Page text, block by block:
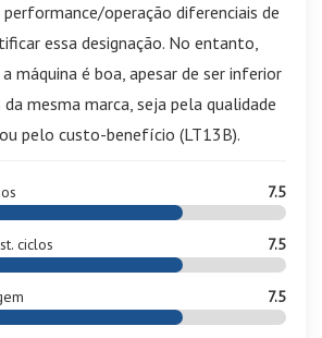
operação diferenciais de
essa designação. No entanto,
máquina é boa, apesar de ser inferior
mesma marca, seja pela qualidade
pelo custo-benefício (LT13B).
7.5
ciclos 7.5
7.5